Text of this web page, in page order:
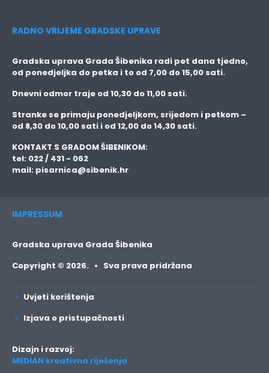
RADNO VRIJEME GRADSKE UPRAVE
Gradska uprava Grada Šibenika radi pet dana tjedno,
od ponedjeljka do petka i to od 7,00 do 15,00 sati.
Dnevni odmor traje od 10,30 do 11,00 sati.
Stranke se primaju ponedjeljkom, srijedom i petkom –
od 8,30 do 10,00 sati i od 12,00 do 14,30 sati.
KONTAKT S GRADOM ŠIBENIKOM:
tel: 022 / 431 - 062
mail: pisarnica@sibenik.hr
IMPRESSUM
Gradska uprava Grada Šibenika
Copyright © 2026. • Sva prava pridržana
Uvjeti korištenja
Izjava o pristupačnosti
Dizajn i razvoj:
MEDIAN kreativna riješenja